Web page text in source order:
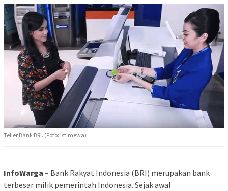
Teller Bank BRI. (Foto: Istimewa)
InfoWarga – Bank Rakyat Indonesia (BRI) merupakan bank
terbesar milik pemerintah Indonesia. Sejak awal